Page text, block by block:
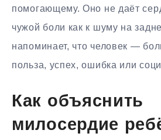
помогающему. Оно не даёт
чужой боли как к шуму на
напоминает, что человек —
польза, успех, ошибка или
Как объяснить
милосердие